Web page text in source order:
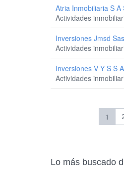
Atria Inmobiliaria S A
Actividades
Inversiones Jmsd Sas
Actividades
Inversiones V Y S S
Actividades
1
Lo más buscado